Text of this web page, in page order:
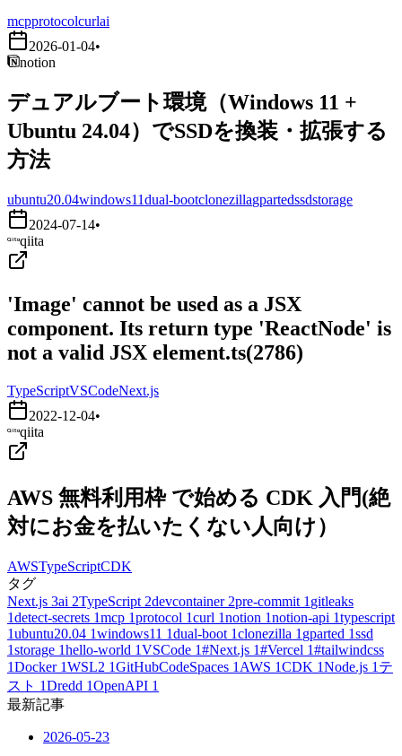
mcpprotocolcurlai
2026-01-04•
notion
デュアルブート環境（Windows 11 +
Ubuntu 24.04）でSSDを換装・拡張する
方法
ubuntu20.04windows11dual-bootclonezillagpartedssdstorage
2024-07-14•
qiita
'Image' cannot be used as a JSX
component. Its return type 'ReactNode' is
not a valid JSX element.ts(2786)
TypeScriptVSCodeNext.js
2022-12-04•
qiita
AWS 無料利用枠 で始める CDK 入門(絶
対にお金を払いたくない人向け）
AWSTypeScriptCDK
タグ
Next.js 3ai 2TypeScript 2devcontainer 2pre-commit 1 gitleaks
1detect-secrets 1mcp 1protocol 1curl 1notion 1notion-api 1typescript
1ubuntu20.04 1windows11 1dual-boot 1clonezilla 1 gparted 1ssd
1storage 1hello-world 1VSCode 1#Next.js 1#Vercel 1#tailwindcss
1Docker 1WSL2 1GitHubCodeSpaces 1 AWS 1CDK 1Node.js 1 テ
スト 1Dredd 1OpenAPI 1
最新記事
2026-05-23